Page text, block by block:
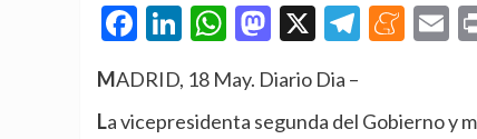
Facebook
LinkedIn
WhatsApp
Mastodon
X
MADRID, 18 May. Diario Dia –
La vicepresidenta segunda del Gobierno y ministra de Trabajo y Economía Social, Yolanda Díaz, ha